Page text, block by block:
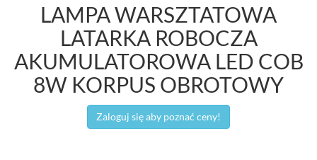
LAMPA WARSZTATOWA
LATARKA ROBOCZA
AKUMULATOROWA LED COB
8W KORPUS OBROTOWY
Zaloguj się aby poznać ceny!